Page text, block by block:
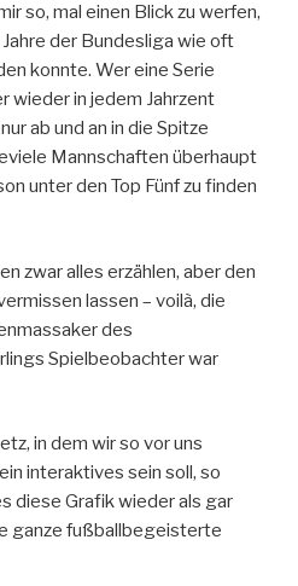
so, mal einen Blick zu werfen,
der Bundesliga wie oft
konnte. Wer eine Serie
wieder in jedem Jahrzent
ab und an in die Spitze
Mannschaften überhaupt
unter den Top Fünf zu finden
zwar alles erzählen, aber den
lassen – voilà, die
des
Spielbeobachter war
in dem wir so vor uns
interaktives sein soll, so
diese Grafik wieder als gar
ganze fußballbegeisterte